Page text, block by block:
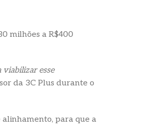
milhões a R$400
viabilizar esse
da 3C Plus durante o
alinhamento, para que a